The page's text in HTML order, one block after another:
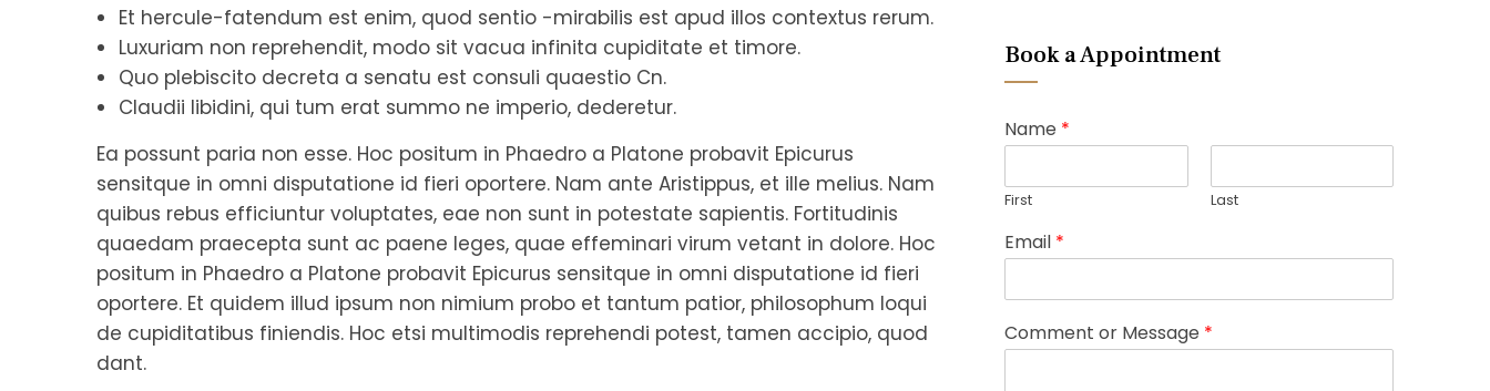
Et hercule-fatendum est enim, quod sentio -mirabilis est apud illos contextus rerum.
Luxuriam non reprehendit, modo sit vacua infinita cupiditate et timore.
Quo plebiscito decreta a senatu est consuli quaestio Cn.
Claudii libidini, qui tum erat summo ne imperio, dederetur.
Ea possunt paria non esse. Hoc positum in Phaedro a Platone probavit Epicurus
sensitque in omni disputatione id fieri oportere. Nam ante Aristippus, et ille melius. Nam
quibus rebus efficiuntur voluptates, eae non sunt in potestate sapientis. Fortitudinis
quaedam praecepta sunt ac paene leges, quae effeminari virum vetant in dolore. Hoc
positum in Phaedro a Platone probavit Epicurus sensitque in omni disputatione id fieri
oportere. Et quidem illud ipsum non nimium probo et tantum patior, philosophum loqui
de cupiditatibus finiendis. Hoc etsi multimodis reprehendi potest, tamen accipio, quod
dant.
Book a Appointment
Name *
First Last
Email *
Comment or Message *